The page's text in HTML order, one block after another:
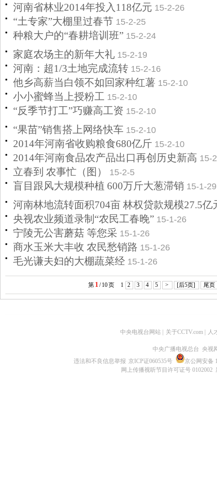
河南省林业2014年投入118亿元 15-2-26
“土专家”大棚里过春节 15-2-25
种粮大户的“春耕培训班” 15-2-24
家庭农场主的新年大礼 15-2-19
河南：超1/3土地完成流转 15-2-16
他乡高薪当白领不如回家种红薯 15-2-10
小小蜜蜂当上授粉工 15-2-10
“反季节打工”巧赚高工资 15-2-10
“果苗”销售搭上网络快车 15-2-10
2014年河南省收购粮食680亿斤 15-2-10
2014年河南食品农产品出口再创历史新高 15-
立春到 农事忙（图） 15-2-5
盲目跟风大规模种植 600万斤大葱滞销 15-1-29
河南林地流转面积704亩 林权贷款规模27.5亿
央视农业频道录制“农民工春晚” 15-1-26
宁陵无公害蘑菇 等您采 15-1-26
商水玉米大丰收 农民愁销路 15-1-26
毛光谦夫妇的大棚蔬菜经 15-1-26
第 1 /10页 1 2 3 4 5 > [后5页] 尾页
中央电视台网站 关于CCTV.com 人
中央广播电视总台 央视
违法和不良信息举报 京ICP证060535号
京公网安备
网上传播视听节目许可证号 0102002